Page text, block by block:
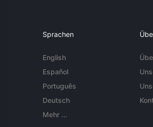
Sprachen
English
Español
Português
Deutsch
Mehr ...